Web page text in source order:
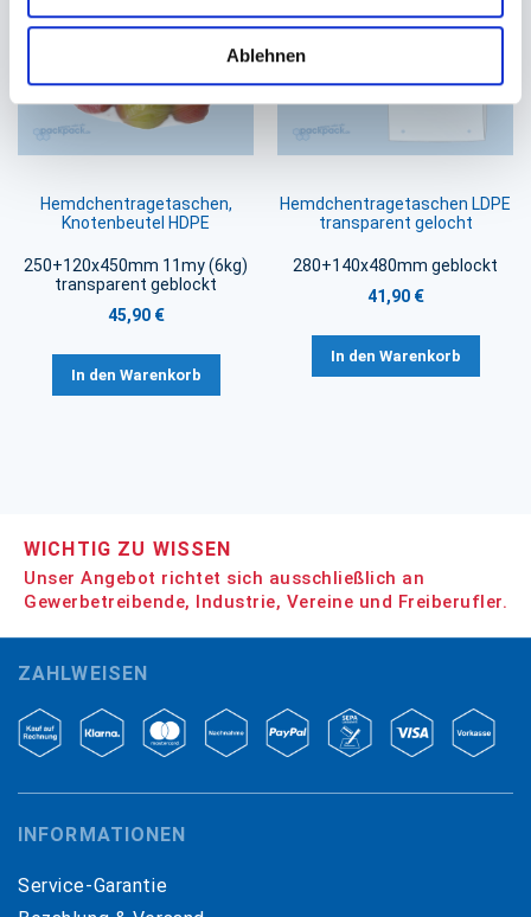
Ablehnen
Hemdchentragetaschen,
Knotenbeutel HDPE
250+120x450mm 11my (6kg)
transparent geblockt
45,90 €
In den Warenkorb
Hemdchentragetaschen LDPE
transparent gelocht
280+140x480mm geblockt
41,90 €
In den Warenkorb
WICHTIG ZU WISSEN
Unser Angebot richtet sich ausschließlich an
Gewerbetreibende, Industrie, Vereine und Freiberufler.
ZAHLWEISEN
INFORMATIONEN
Service-Garantie